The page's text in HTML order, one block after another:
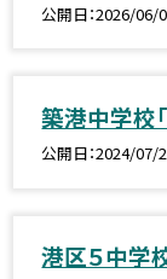
公開日 2026/06/
築港中学校
公開日 2024/07/
港区５中学